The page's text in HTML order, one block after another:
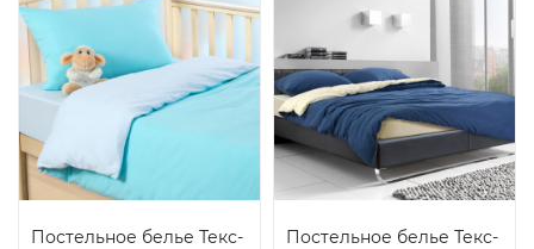
Постельное белье Текс-
Постельное белье Текс-